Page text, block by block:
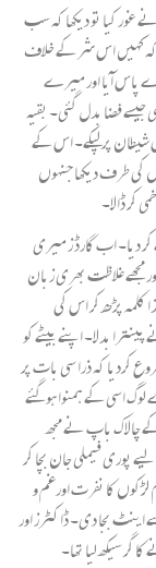
غور کیا تو دیکھا کہ سب
کہ کہیں اس شر کے خلاف
پاس آیا اور میرے
فضا بدل گئی۔ بقیہ
شیطان پر لپکے۔ اس کے
کی طرف دیکھا جنہوں
کر ڈالا۔
دیا۔ اب گارڈ ز میری
غلاظت بھری زبان
پڑھ کر اس کی
بدلا۔ اپنے بیٹے کو
کردیا کہ ذرا سی بات پر
اسی کے ہمنوا ہوگئے
چالاک باپ نے مجھ
پوری فیملی جان بچا کر
کا نفرت اورغم و
بجا دی۔ ڈاکٹرز اور
سیکھ لیا تھا۔